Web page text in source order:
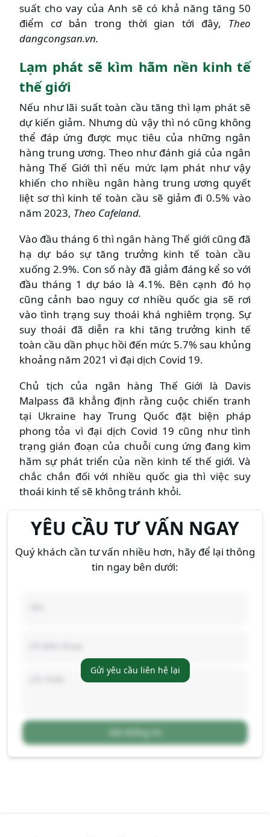
suất cho vay của Anh sẽ có khả năng tăng 50
điểm cơ bản trong thời gian tới đây, Theo
dangcongsan.vn.
Lạm phát sẽ kìm hãm nền kinh tế
thế giới
Nếu như lãi suất toàn cầu tăng thì lạm phát sẽ
dự kiến giảm. Nhưng dù vậy thì nó cũng không
thể đáp ứng được mục tiêu của những ngân
hàng trung ương. Theo như đánh giá của ngân
hàng Thế Giới thì nếu mức lạm phát như vậy
khiến cho nhiều ngân hàng trung ương quyết
liệt sơ thì kinh tế toàn cầu sẽ giảm đi 0.5% vào
năm 2023, Theo Cafeland.
Vào đầu tháng 6 thì ngân hàng Thế giới cũng đã
hạ dự báo sự tăng trưởng kinh tế toàn cầu
xuống 2.9%. Con số này đã giảm đáng kể so với
đầu tháng 1 dự báo là 4.1%. Bên cạnh đó họ
cũng cảnh bao nguy cơ nhiều quốc gia sẽ rơi
vào tình trạng suy thoái khá nghiêm trọng. Sự
suy thoái đã diễn ra khi tăng trưởng kinh tế
toàn cầu dần phục hồi đến mức 5.7% sau khủng
khoảng năm 2021 vì đại dịch Covid 19.
Chủ tịch của ngân hàng Thế Giới là Davis
Malpass đã khẳng định rằng cuộc chiến tranh
tại Ukraine hay Trung Quốc đặt biện pháp
phong tỏa vì đại dịch Covid 19 cũng như tình
trạng gián đoạn của chuỗi cung ứng đang kìm
hãm sự phát triển của nền kinh tế thế giới. Và
chắc chắn đối với nhiều quốc gia thì việc suy
thoái kinh tế sẽ không tránh khỏi.
YÊU CẦU TƯ VẤN NGAY
Quý khách cần tư vấn nhiều hơn, hãy để lại thông
tin ngay bên dưới:
Gửi thông tin
Gửi yêu cầu liên hệ lại